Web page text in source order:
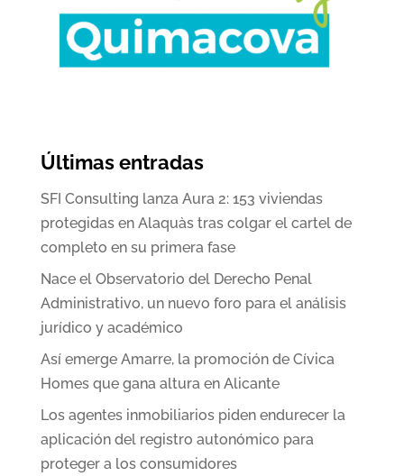
Últimas entradas
SFI Consulting lanza Aura 2: 153 viviendas
protegidas en Alaquàs tras colgar el cartel de
completo en su primera fase
Nace el Observatorio del Derecho Penal
Administrativo, un nuevo foro para el análisis
jurídico y académico
Así emerge Amarre, la promoción de Cívica
Homes que gana altura en Alicante
Los agentes inmobiliarios piden endurecer la
aplicación del registro autonómico para
proteger a los consumidores